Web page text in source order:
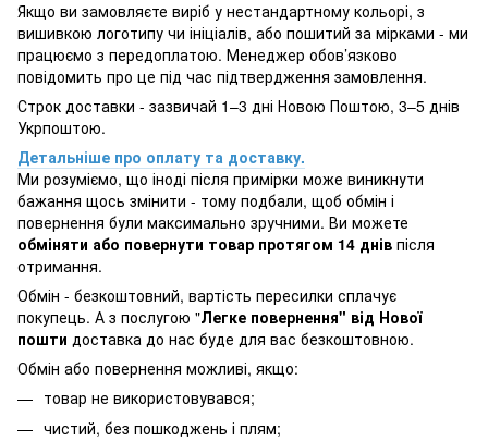
Якщо ви замовляєте виріб у нестандартному кольорі, з
вишивкою логотипу чи ініціалів, або пошитий за мірками - ми
працюємо з передоплатою. Менеджер обов’язково
повідомить про це під час підтвердження замовлення.
Строк доставки - зазвичай 1–3 дні Новою Поштою, 3–5 днів
Укрпоштою.
Детальніше про оплату та доставку.
Ми розуміємо, що іноді після примірки може виникнути
бажання щось змінити - тому подбали, щоб обмін і
повернення були максимально зручними. Ви можете
обміняти або повернути товар протягом 14 днів після
отримання.
Обмін - безкоштовний, вартість пересилки сплачує
покупець. А з послугою "Легке повернення" від Нової
пошти доставка до нас буде для вас безкоштовною.
Обмін або повернення можливі, якщо:
товар не використовувався;
чистий, без пошкоджень і плям;